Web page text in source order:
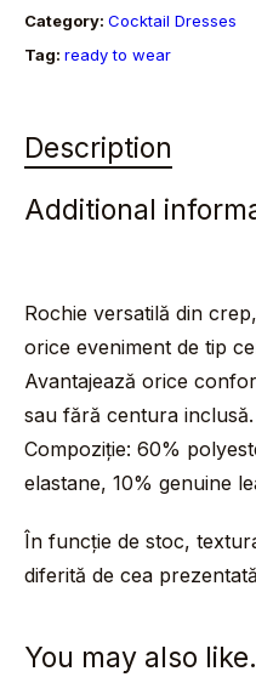
Category: Cocktail Dresses
Tag: ready to wear
Description
Additional
Rochie versatilă din
orice eveniment de tip
Avantajează orice
sau fără centura inclusă.
Compoziție: 60%
elastane, 10% genuine
În funcție de stoc,
diferită de cea
You may also